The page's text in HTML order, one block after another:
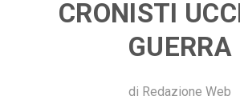
CRONISTI
GUERRA
di Redazione Web